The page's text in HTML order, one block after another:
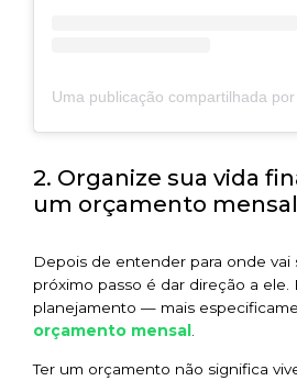
2. Organize sua vida
um orçamento mensal
Depois de entender para onde vai
próximo passo é dar direção a ele.
planejamento — mais
orçamento mensal
Ter um orçamento não significa